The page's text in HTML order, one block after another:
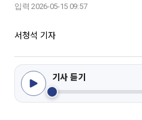
입력 2026-05-15 09:57
서청석 기자
기사 듣기